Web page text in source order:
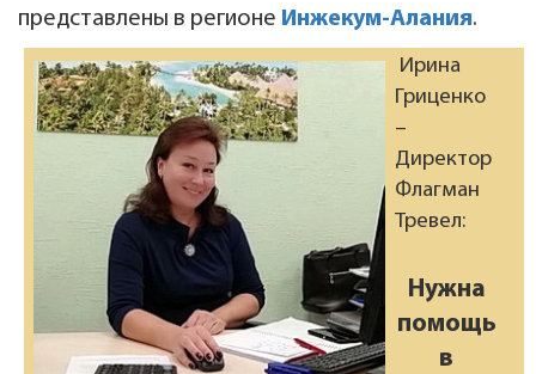
представлены в регионе Инжекум-Алания.
Ирина
Гриценко
–
Директор
Флагман
Тревел:
Нужна
помощь
в